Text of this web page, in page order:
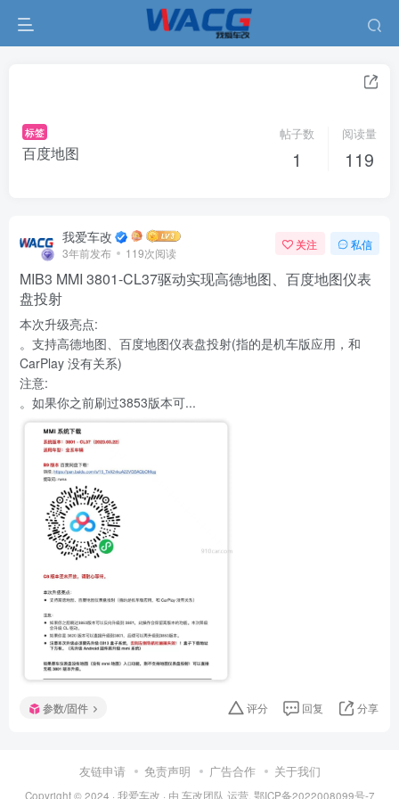
标签
百度地图
帖子数
1
阅读量
119
我爱车改
3年前发布 119次阅读
关注 私信
MIB3 MMI 3801-CL37驱动实现高德地图、百度地图仪表
盘投射
本次升级亮点:
。支持高德地图、百度地图仪表盘投射(指的是机车版应用，和
CarPlay 没有关系)
注意:
。如果你之前刷过3853版本可...
参数/固件 评分 回复 分享
友链申请 免责声明 广告合作 关于我们
Copyright © 2024 · 我爱车改 · 由 车改团队 运营. 鄂ICP备2022008099号-7